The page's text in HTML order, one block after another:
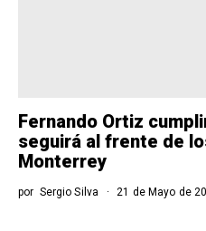
Fernando Ortiz
seguirá al frente de
Monterrey
por Sergio Silva 21 de Mayo de